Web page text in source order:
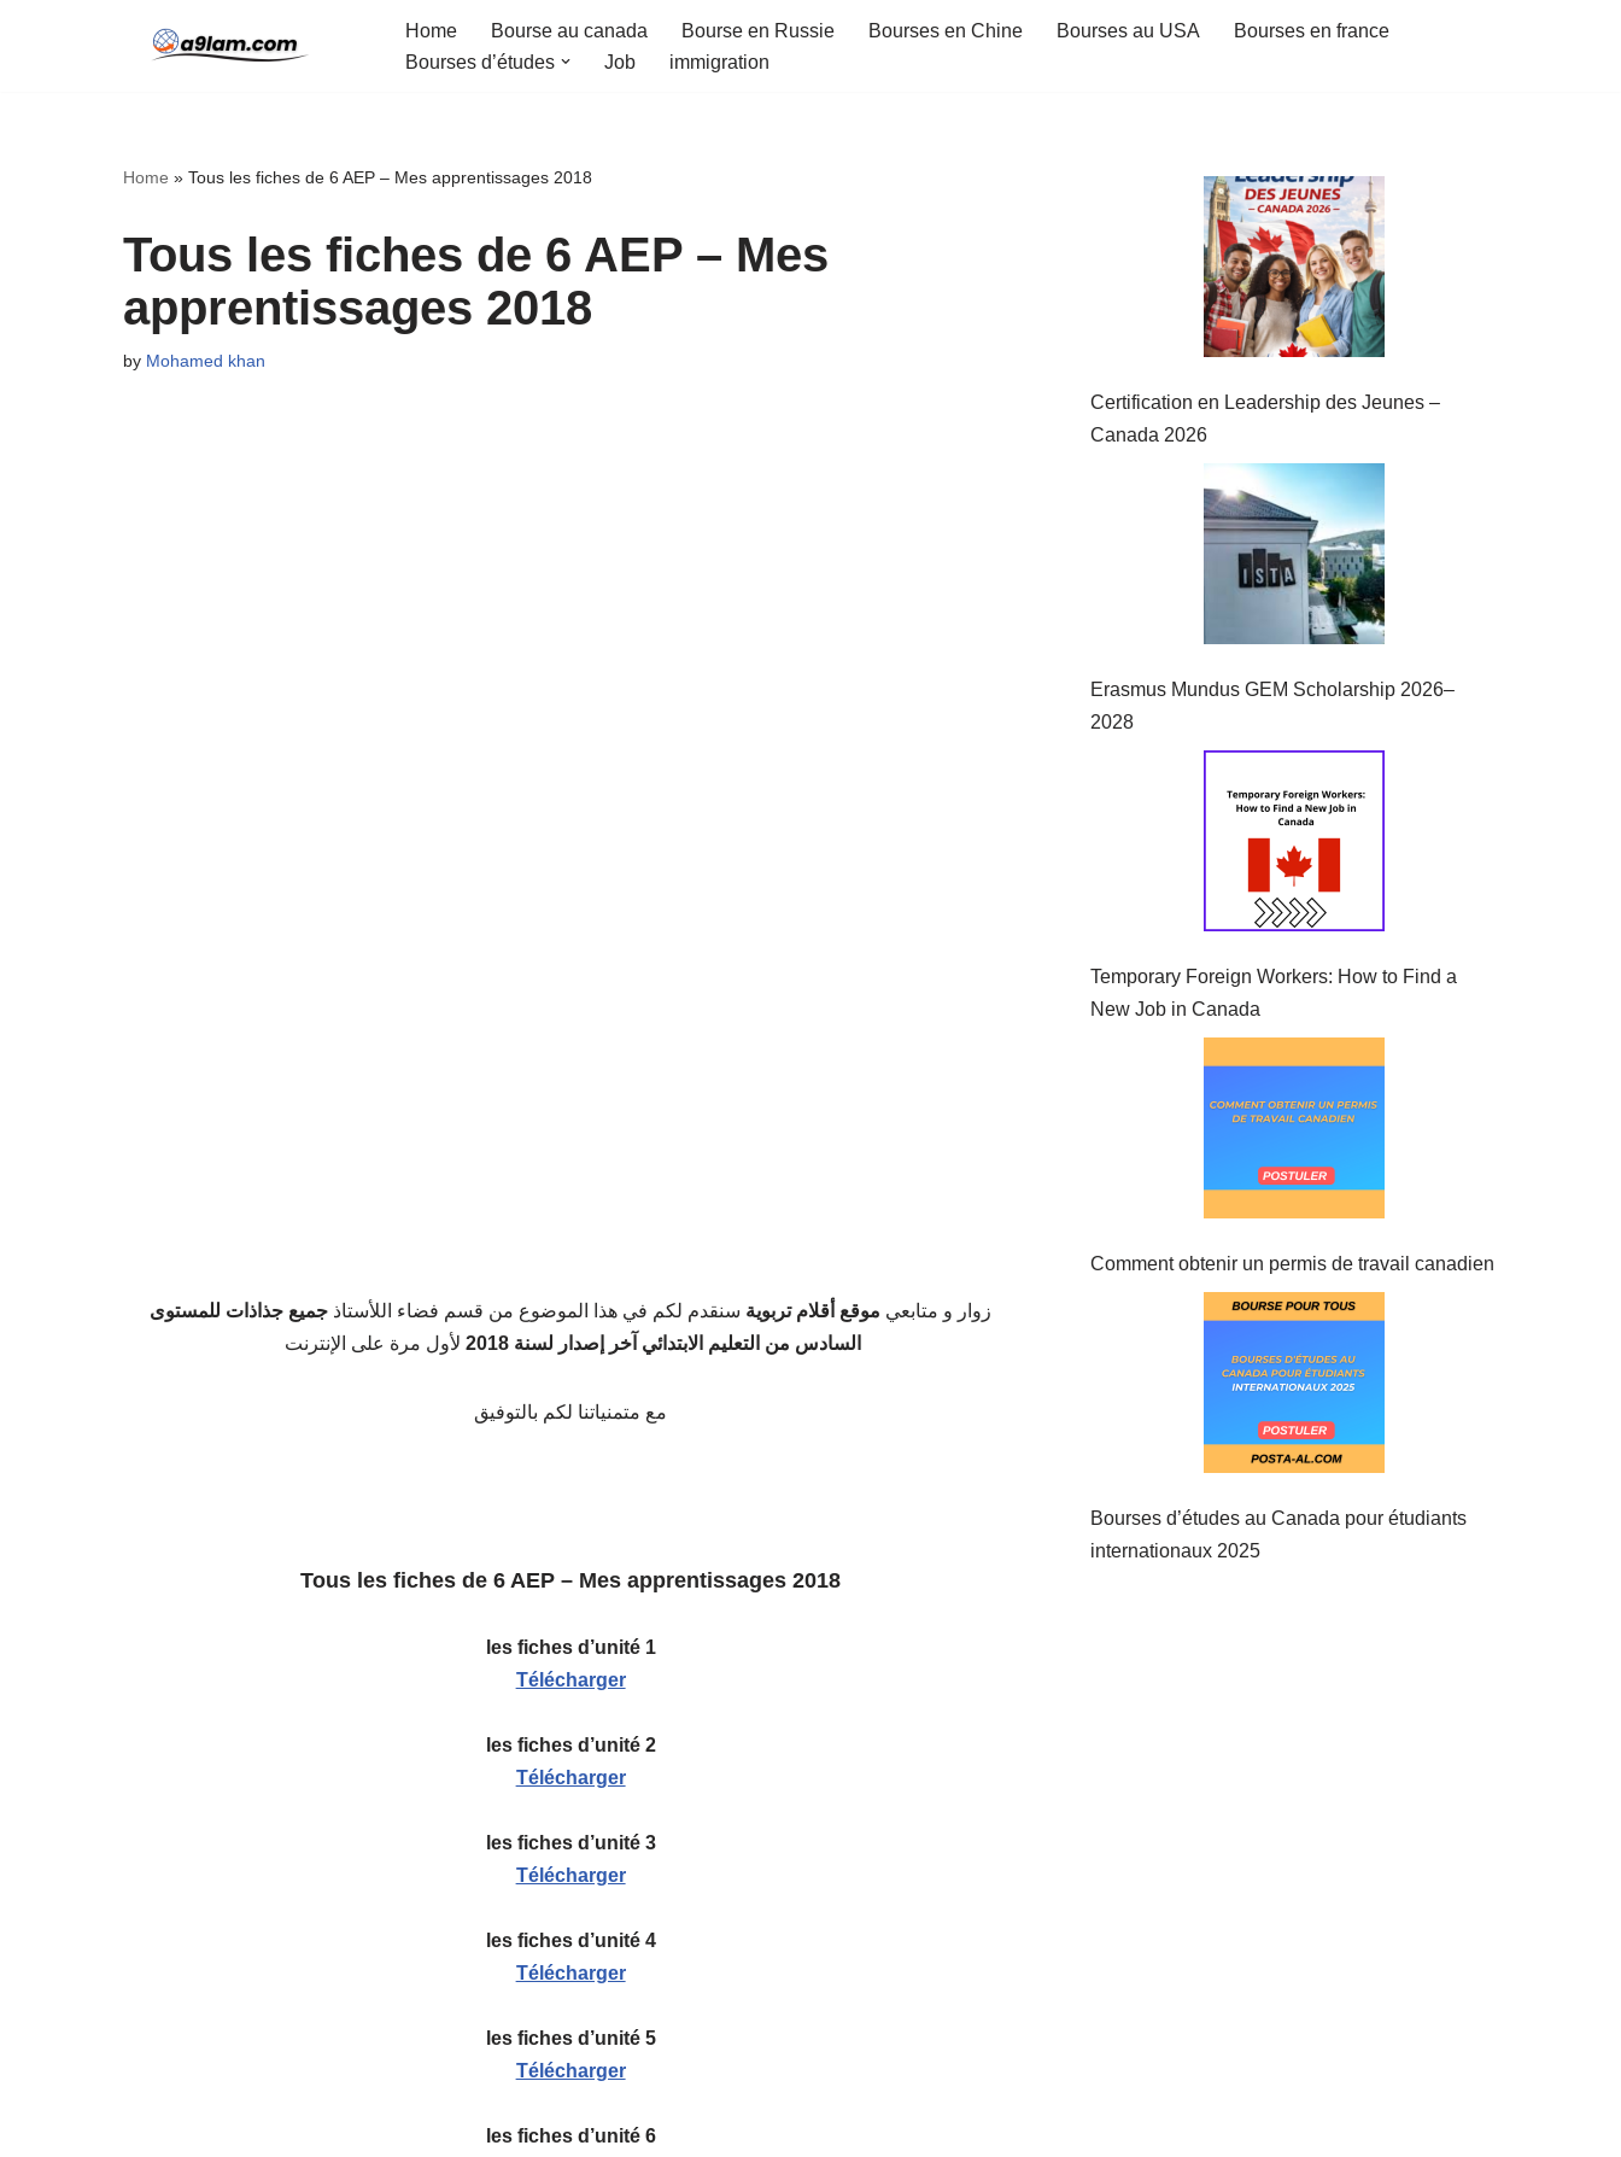
Home Bourse au canada Bourse en Russie Bourses en Chine Bourses au USA
Bourses en france
Bourses d’études
Job immigration
Home » Tous les fiches de 6 AEP – Mes apprentissages 2018
Tous les fiches de 6 AEP – Mes
apprentissages 2018
by Mohamed khan
زوار و متابعي موقع أقلام تربوية سنقدم لكم في هذا الموضوع من قسم فضاء اللأستاذ جميع جذاذات للمستوى
السادس من التعليم الابتدائي آخر إصدار لسنة 2018
لأول مرة على الإنترنت
مع متمنياتنا لكم بالتوفيق
Tous les fiches de 6 AEP – Mes apprentissages 2018
les fiches d’unité 1
Télécharger
les fiches d’unité 2
Télécharger
les fiches d’unité 3
Télécharger
les fiches d’unité 4
Télécharger
les fiches d’unité 5
Télécharger
les fiches d’unité 6
Certification en Leadership des Jeunes –
Canada 2026
Erasmus Mundus GEM Scholarship 2026–
2028
Temporary Foreign Workers: How to Find a
New Job in Canada
Comment obtenir un permis de travail canadien
Bourses d’études au Canada pour étudiants
internationaux 2025